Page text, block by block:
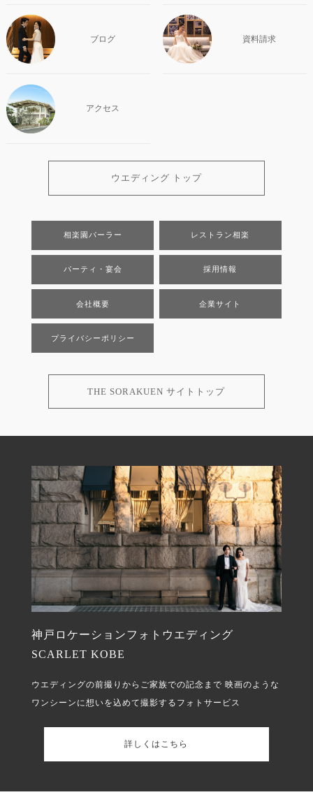
ブログ 資料請求
アクセス
ウエディング トップ
相楽園パーラー レストラン相楽
パーティ・宴会 採用情報
会社概要 企業サイト
プライバシーポリシー
THE SORAKUEN サイトトップ
神戸ロケーションフォトウエディング
SCARLET KOBE
ウエディングの前撮りからご家族での記念まで 映画のような
ワンシーンに想いを込めて撮影するフォトサービス
詳しくはこちら